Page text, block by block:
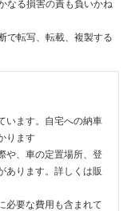
なる損害の責も負いかね
で転写、転載、複製する
います。自宅への納車
ります
や、車の定置場所、登
あります。詳しくは販
必要な費用も含まれて